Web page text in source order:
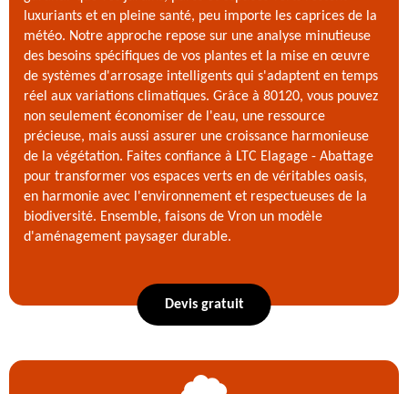
luxuriants et en pleine santé, peu importe les caprices de la
météo. Notre approche repose sur une analyse minutieuse
des besoins spécifiques de vos plantes et la mise en œuvre
de systèmes d'arrosage intelligents qui s'adaptent en temps
réel aux variations climatiques. Grâce à 80120, vous pouvez
non seulement économiser de l'eau, une ressource
précieuse, mais aussi assurer une croissance harmonieuse
de la végétation. Faites confiance à LTC Elagage - Abattage
pour transformer vos espaces verts en de véritables oasis,
en harmonie avec l'environnement et respectueuses de la
biodiversité. Ensemble, faisons de Vron un modèle
d'aménagement paysager durable.
Devis gratuit